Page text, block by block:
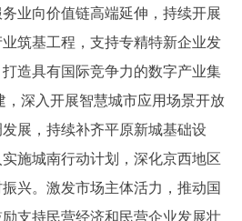
业向价值链高端延伸，持续开展
筑基工程，支持专精特新企业发
造具有国际竞争力的数字产业集
，深入开展智慧城市应用场景开放
展，持续补齐平原新城基础设
施城南行动计划，深化京西地区
兴。激发市场主体活力，推动国
支持民营经济和民营企业发展壮